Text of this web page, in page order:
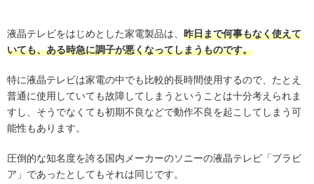
液晶テレビをはじめとした家電製品は、 昨日まで何事もなく使えて
いても、ある時急に調子が悪くなってしまうものです。
特に液晶テレビは家電の中でも比較的長時間使用するので、たとえ
普通に使用していても故障してしまうということは十分考えられま
すし、そうでなくても初期不良などで動作不良を起こしてしまう可
能性もあります。
圧倒的な知名度を誇る国内メーカーのソニーの液晶テレビ「ブラビ
ア」であったとしてもそれは同じです。